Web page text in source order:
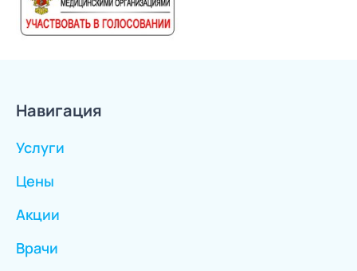
Навигация
Услуги
Цены
Акции
Врачи